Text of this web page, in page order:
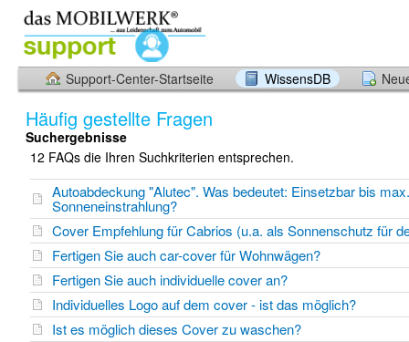
Support-Center-Startseite WissensDB
Häufig gestellte Fragen
Suchergebnisse
12 FAQs die Ihren Suchkriterien entsprechen.
Autoabdeckung "Alutec". Was bedeutet: Einsetzbar bis
Sonneneinstrahlung?
Cover Empfehlung für Cabrios (u.a. als Sonnenschutz für
Fertigen Sie auch car-cover für Wohnwägen?
Fertigen Sie auch individuelle cover an?
Individuelles Logo auf dem cover - ist das möglich?
Ist es möglich dieses Cover zu waschen?